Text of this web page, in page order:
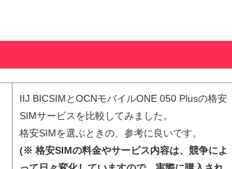
IIJ BICSIMとOCNモバイルONE 050 Plusの格安
SIMサービスを比較してみました。
格安SIMを選ぶときの、参考に良いです。
(※ 格安SIMの料金やサービス内容は、競争によ